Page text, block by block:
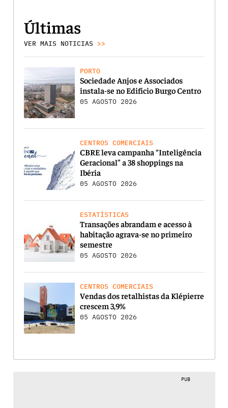
Últimas
VER MAIS NOTICIAS >>
PORTO
Sociedade Anjos e Associados
instala-se no Edifício Burgo Centro
05 AGOSTO 2026
CENTROS COMERCIAIS
CBRE leva campanha “Inteligência
Geracional” a 38 shoppings na
Ibéria
05 AGOSTO 2026
ESTATÍSTICAS
Transações abrandam e acesso à
habitação agrava-se no primeiro
semestre
05 AGOSTO 2026
CENTROS COMERCIAIS
Vendas dos retalhistas da Klépierre
crescem 3,9%
05 AGOSTO 2026
PUB